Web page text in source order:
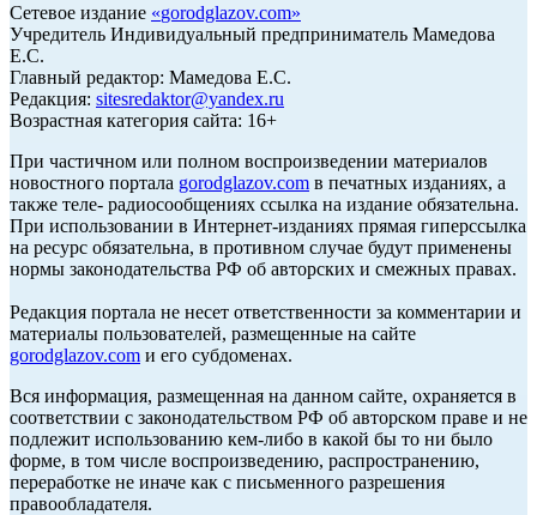
Сетевое издание «gorodglazov.com»
Учредитель Индивидуальный предприниматель Мамедова
Е.С.
Главный редактор: Мамедова Е.С.
Редакция: sitesredaktor@yandex.ru
Возрастная категория сайта: 16+
При частичном или полном воспроизведении материалов
новостного портала gorodglazov.com в печатных изданиях, а
также теле- радиосообщениях ссылка на издание обязательна.
При использовании в Интернет-изданиях прямая гиперссылка
на ресурс обязательна, в противном случае будут применены
нормы законодательства РФ об авторских и смежных правах.
Редакция портала не несет ответственности за комментарии и
материалы пользователей, размещенные на сайте
gorodglazov.com и его субдоменах.
Вся информация, размещенная на данном сайте, охраняется в
соответствии с законодательством РФ об авторском праве и не
подлежит использованию кем-либо в какой бы то ни было
форме, в том числе воспроизведению, распространению,
переработке не иначе как с письменного разрешения
правообладателя.